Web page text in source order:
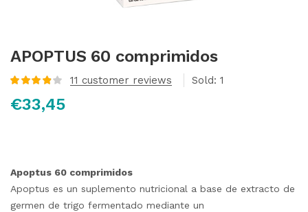
APOPTUS 60 comprimidos
con3.90
de 5 en
11 customer reviews Sold: 1
€33,45
Apoptus 60 comprimidos
Apoptus es un suplemento nutricional a base de extracto de
germen de trigo fermentado mediante un